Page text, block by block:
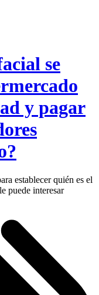
se
y pagar
establecer quién es el
puede interesar